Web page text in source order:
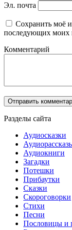
Эл. почта
Сохранить моё
последующих моих
Комментарий
Разделы сайта
Аудиосказки
Аудиокниги
Загадки
Потешки
Прибаутки
Сказки
Скороговорки
Стихи
Песни
Пословицы и